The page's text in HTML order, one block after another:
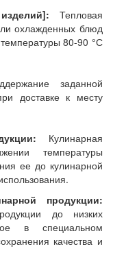
Тепловая
охлажденных блюд
80-90 °С
заданной
доставке к месту
Кулинарная
температуры
ее до кулинарной
продукции:
до низких
в специальном
качества и